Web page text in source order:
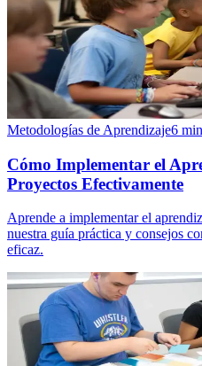
Metodologías de Aprendizaje6 min
Cómo Implementar el
Proyectos Efectivamente
Aprende a implementar el
nuestra guía práctica y consejos
eficaz.